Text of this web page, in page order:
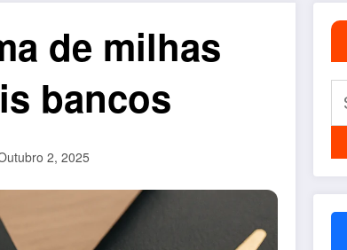
de milhas
bancos
2, 2025